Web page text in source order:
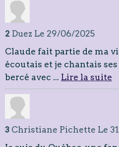
2 Duez Le 29/06/2025
Claude fait partie de ma
écoutais et je chantais
bercé avec ... Lire la suite
3 Christiane Pichette Le